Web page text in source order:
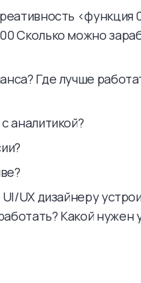
<функция
Сколько можно
Где лучше
аналитикой?
UX дизайнеру
Какой нужен